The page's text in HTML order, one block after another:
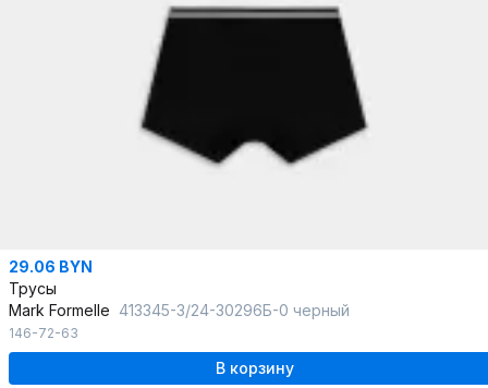
29.06 BYN
Трусы
Mark Formelle 413345-3/24-30296Б-0 черный
146-72-63
В корзину